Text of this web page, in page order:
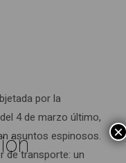
por la
4 de marzo último,
asuntos espinosos.
de transporte: un
×